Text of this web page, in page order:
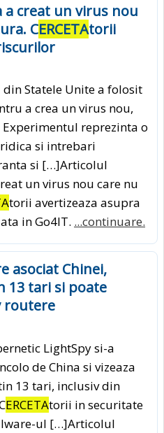
creat un virus nou
CERCETAtorii
Statele Unite a folosit
a crea un virus nou,
reprezinta o
si intrebari
si […]Articolul
un virus nou care nu
torii avertizeaza asupra
in Go4IT. ...continuare.
asociat Chinei,
13 tari si poate
routere
LightSpy si-a
de China si vizeaza
13 tari, inclusiv din
ERCETAtorii in securitate
ul […]Articolul